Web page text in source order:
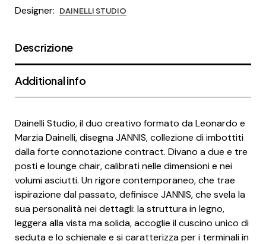
Designer: DAINELLI STUDIO
Descrizione
Additional info
Dainelli Studio, il duo creativo formato da Leonardo e
Marzia Dainelli, disegna JANNIS, collezione di imbottiti
dalla forte connotazione contract. Divano a due e tre
posti e lounge chair, calibrati nelle dimensioni e nei
volumi asciutti. Un rigore contemporaneo, che trae
ispirazione dal passato, definisce JANNIS, che svela la
sua personalità nei dettagli: la struttura in legno,
leggera alla vista ma solida, accoglie il cuscino unico di
seduta e lo schienale e si caratterizza per i terminali in